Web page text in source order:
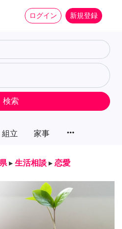
ログイン 新規登録
組立 家事 more_horiz
検索
▸ 生活相談 ▸ 恋愛